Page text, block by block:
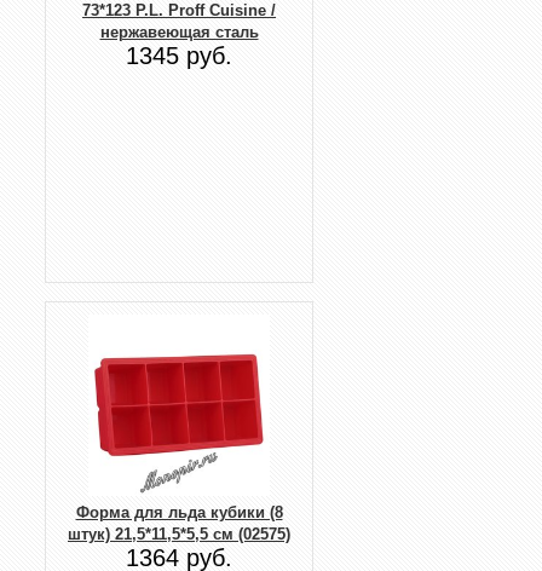
73*123 P.L. Proff Cuisine /
нержавеющая сталь
1345 руб.
Форма для льда кубики (8
штук) 21,5*11,5*5,5 см (02575)
1364 руб.